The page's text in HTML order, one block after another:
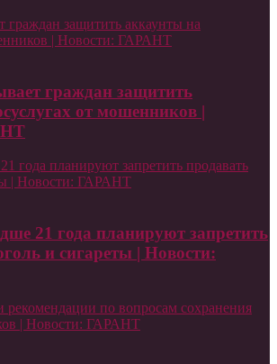
граждан защитить аккаунты на
| Новости: ГАРАНТ
граждан защитить
от мошенников |
года планируют запретить продавать
| Новости: ГАРАНТ
21 года планируют запретить
и сигареты | Новости:
рекомендации по вопросам сохранения
| Новости: ГАРАНТ